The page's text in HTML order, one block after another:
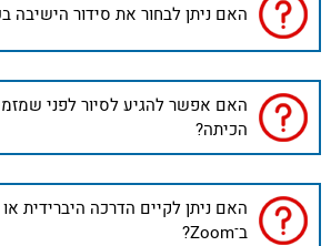
האם ניתן לבחור את סידור הישיבה
האם אפשר להגיע לסיור לפני
הכיתה?
האם ניתן לקיים הדרכה היברידית
ב־Zoom?